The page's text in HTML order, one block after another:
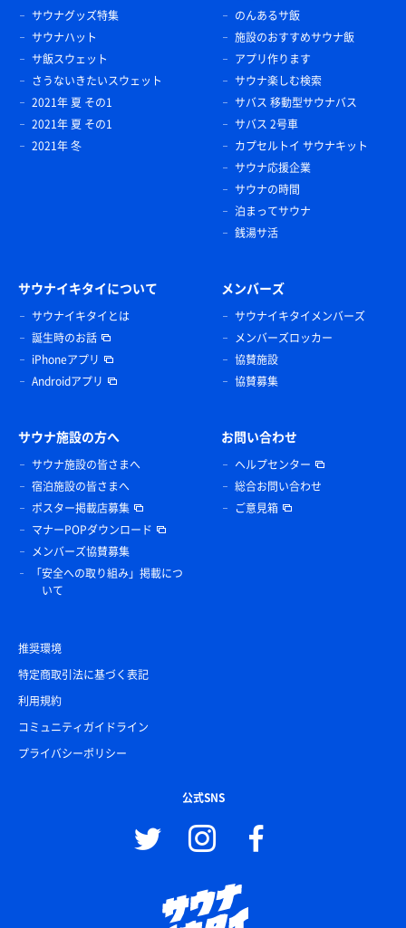
サウナグッズ特集
サウナハット
サ飯スウェット
さうないきたいスウェット
2021年 夏 その1
2021年 夏 その1
2021年 冬
のんあるサ飯
施設のおすすめサウナ飯
アプリ作ります
サウナ楽しむ検索
サバス 移動型サウナバス
サバス 2号車
カプセルトイ サウナキット
サウナ応援企業
サウナの時間
泊まってサウナ
銭湯サ活
サウナイキタイについて
サウナイキタイとは
誕生時のお話
iPhoneアプリ
Androidアプリ
メンバーズ
サウナイキタイメンバーズ
メンバーズロッカー
協賛施設
協賛募集
サウナ施設の方へ
サウナ施設の皆さまへ
宿泊施設の皆さまへ
ポスター掲載店募集
マナーPOPダウンロード
メンバーズ協賛募集
「安全への取り組み」掲載につ
いて
お問い合わせ
ヘルプセンター
総合お問い合わせ
ご意見箱
推奨環境
特定商取引法に基づく表記
利用規約
コミュニティガイドライン
プライバシーポリシー
公式SNS